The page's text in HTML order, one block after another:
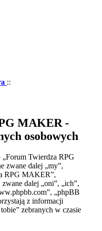
::
MAKER -
osobowych
Twierdza RPG
zwane dalej „my”,
RPG MAKER”,
dalej „oni”, „ich”,
„phpBB
z informacji
zebranych w czasie